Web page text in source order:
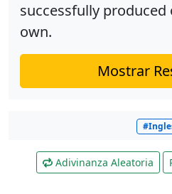
successfully
own.
Mostrar
Adivinanza Aleatoria